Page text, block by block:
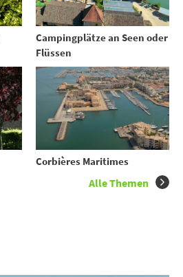
Campingplätze an Seen oder
Flüssen
Corbières Maritimes
Alle Themen